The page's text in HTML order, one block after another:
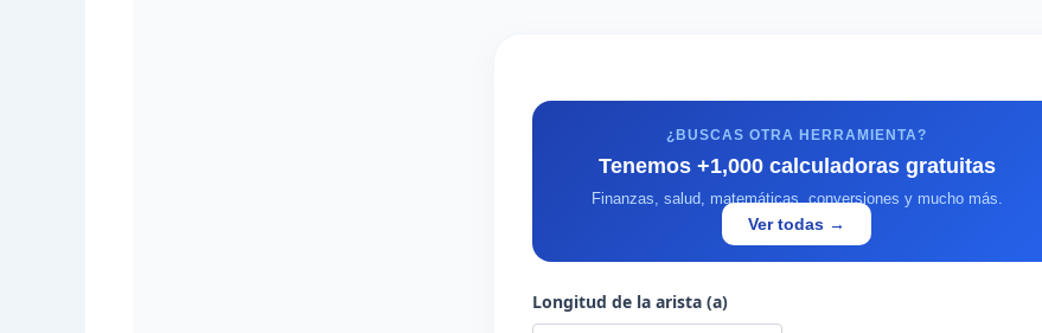
¿BUSCAS OTRA HERRAMIENTA?
Tenemos +1,000 calculadoras gratuitas
Finanzas, salud, matemáticas, conversiones y mucho más.
Ver todas →
Longitud de la arista (a)